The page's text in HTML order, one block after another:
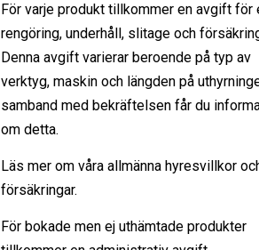
För varje produkt tillkommer en avgift för
rengöring, underhåll, slitage och
Denna avgift varierar beroende på typ av
verktyg, maskin och längden på
samband med bekräftelsen får du
om detta.
Läs mer om våra allmänna hyresvillkor
försäkringar.
För bokade men ej uthämtade produkter